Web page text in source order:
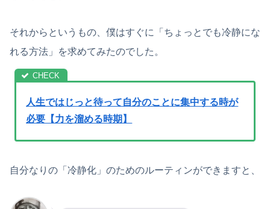
それからというもの、僕はすぐに「ちょっとでも冷静にな
れる方法」を求めてみたのでした。
人生ではじっと待って自分のことに集中する時が
必要【力を溜める時期】
自分なりの「冷静化」のためのルーティンができますと、